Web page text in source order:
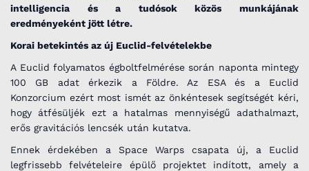
intelligencia és a tudósok közös munkájának
eredményeként jött létre.
Korai betekintés az új Euclid-felvételekbe
A Euclid folyamatos égboltfelmérése során naponta mintegy
100 GB adat érkezik a Földre. Az ESA és a Euclid
Konzorcium ezért most ismét az önkéntesek segítségét kéri,
hogy átfésüljék ezt a hatalmas mennyiségű adathalmazt,
erős gravitációs lencsék után kutatva.
Ennek érdekében a Space Warps csapata új, a Euclid
legfrissebb felvételeire épülő projektet indított, amely a